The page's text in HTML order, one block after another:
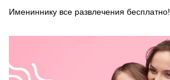
Имениннику все развлечения бесплатно!